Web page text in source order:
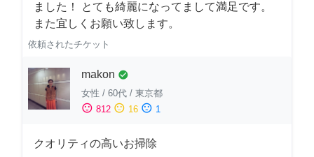
ました！ とても綺麗になってまして満足です。
また宜しくお願い致します。
依頼されたチケット
makon check_circle
女性 / 60代 / 東京都
sentiment_satisfied 812 sentiment_neutral 16 sentiment_dissatisfied 1
クオリティの高いお掃除